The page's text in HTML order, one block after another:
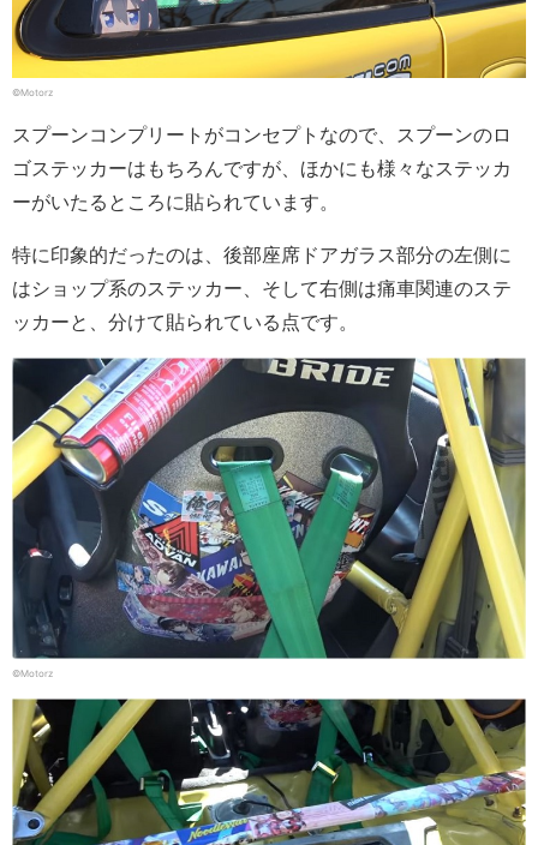
©Motorz
スプーンコンプリートがコンセプトなので、スプーンのロ
ゴステッカーはもちろんですが、ほかにも様々なステッカ
ーがいたるところに貼られています。
特に印象的だったのは、後部座席ドアガラス部分の左側に
はショップ系のステッカー、そして右側は痛車関連のステ
ッカーと、分けて貼られている点です。
©Motorz